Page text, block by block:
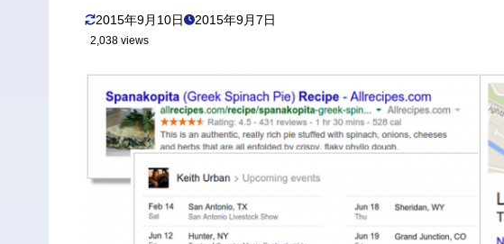
2015年9月10日 2015年9月7日
2,038 views